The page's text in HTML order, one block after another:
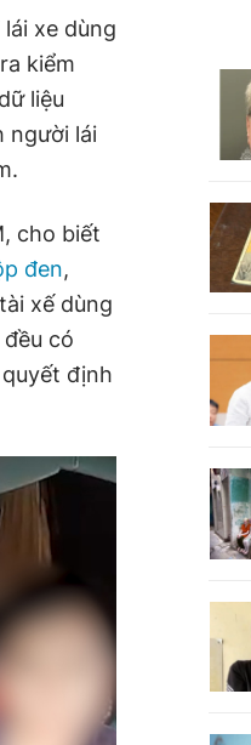
xe dùng
kiểm
liệu
người lái
cho biết
đen,
xế dùng
có
định